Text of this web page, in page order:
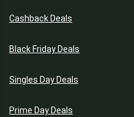
Cashback Deals
Black Friday Deals
Singles Day Deals
Prime Day Deals